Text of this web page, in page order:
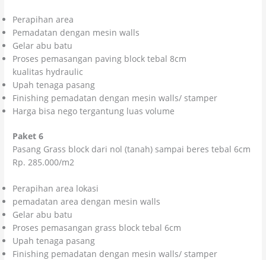
Perapihan area
Pemadatan dengan mesin walls
Gelar abu batu
Proses pemasangan paving block tebal 8cm
kualitas hydraulic
Upah tenaga pasang
Finishing pemadatan dengan mesin walls/ stamper
Harga bisa nego tergantung luas volume
Paket 6
Pasang Grass block dari nol (tanah) sampai beres tebal 6cm
Rp. 285.000/m2
Perapihan area lokasi
pemadatan area dengan mesin walls
Gelar abu batu
Proses pemasangan grass block tebal 6cm
Upah tenaga pasang
Finishing pemadatan dengan mesin walls/ stamper